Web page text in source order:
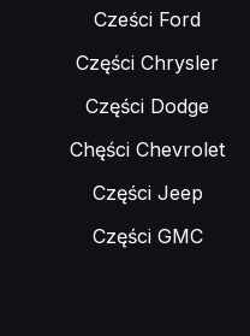
Cześci Ford
Części Chrysler
Części Dodge
Chęści Chevrolet
Części Jeep
Części GMC